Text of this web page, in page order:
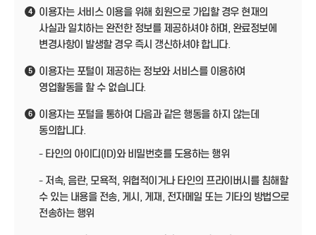
4
이용자는 서비스 이용을 위해 회원으로 가입할 경우 현재의
사실과 일치하는 완전한 정보를 제공하셔야 하며, 완료정보에
변경사항이 발생할 경우 즉시 갱신하셔야 합니다.
5
이용자는 포털이 제공하는 정보와 서비스를 이용하여
영업활동을 할 수 없습니다.
6
이용자는 포털을 통하여 다음과 같은 행동을 하지 않는데
동의합니다.
- 타인의 아이디(ID)와 비밀번호를 도용하는 행위
- 저속, 음란, 모욕적, 위협적이거나 타인의 프라이버시를 침해할
수 있는 내용을 전송, 게시, 게재, 전자메일 또는 기타의 방법으로
전송하는 행위